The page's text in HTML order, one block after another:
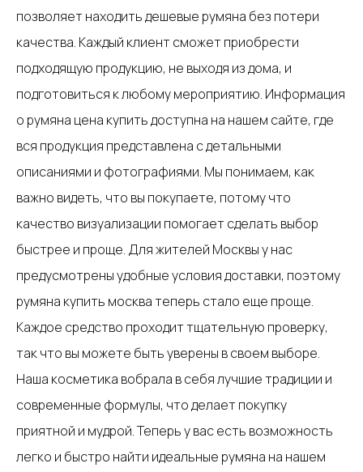
позволяет находить дешевые румяна без потери
качества. Каждый клиент сможет приобрести
подходящую продукцию, не выходя из дома, и
подготовиться к любому мероприятию. Информация
о румяна цена купить доступна на нашем сайте, где
вся продукция представлена с детальными
описаниями и фотографиями. Мы понимаем, как
важно видеть, что вы покупаете, потому что
качество визуализации помогает сделать выбор
быстрее и проще. Для жителей Москвы у нас
предусмотрены удобные условия доставки, поэтому
румяна купить москва теперь стало еще проще.
Каждое средство проходит тщательную проверку,
так что вы можете быть уверены в своем выборе.
Наша косметика вобрала в себя лучшие традиции и
современные формулы, что делает покупку
приятной и мудрой. Теперь у вас есть возможность
легко и быстро найти идеальные румяна на нашем